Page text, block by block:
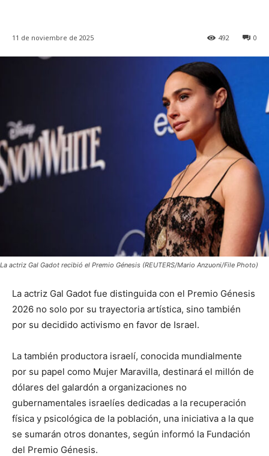
11 de noviembre de 2025 0
492
La actriz Gal Gadot recibió el Premio Génesis (REUTERS/Mario Anzuoni/File Photo)
La actriz Gal Gadot fue distinguida con el Premio Génesis
2026 no solo por su trayectoria artística, sino también
por su decidido activismo en favor de Israel.
La también productora israelí, conocida mundialmente
por su papel como Mujer Maravilla, destinará el millón de
dólares del galardón a organizaciones no
gubernamentales israelíes dedicadas a la recuperación
física y psicológica de la población, una iniciativa a la que
se sumarán otros donantes, según informó la Fundación
del Premio Génesis.